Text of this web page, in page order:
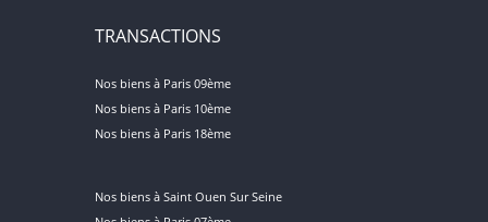
TRANSACTIONS
Nos biens à Paris 09ème
Nos biens à Paris 10ème
Nos biens à Paris 18ème
Nos biens à Saint Ouen Sur Seine